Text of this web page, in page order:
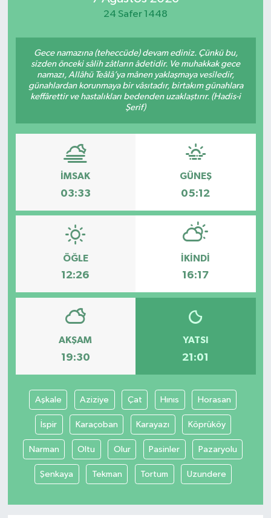
24 Safer 1448
Gece namazına (teheccüde) devam ediniz. Çünkü bu,
sizden önceki sâlih zâtların âdetidir. Ve muhakkak gece
namazı, Allâhü Teâlâ’ya mânen yaklaşmaya vesîledir,
günahlardan korunmaya bir vâsıtadır, birtakım günahlara
keffârettir ve hastalıkları bedenden uzaklaştırır. (Hadis-i
Şerif)
İMSAK
03:33
GÜNEŞ
05:12
ÖĞLE
12:26
İKINDI
16:17
AKŞAM
19:30
YATSI
21:01
Aşkale Aziziye Çat Hınıs Horasan
İspir Karaçoban Karayazı Köprüköy
Narman Oltu Olur Pasinler Pazaryolu
Şenkaya Tekman Tortum Uzundere